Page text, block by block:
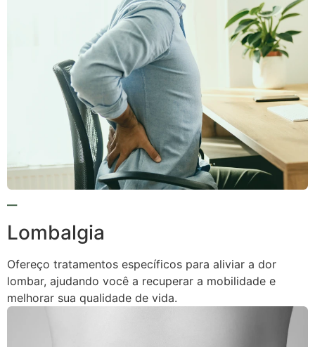
Lombalgia
Ofereço tratamentos específicos para aliviar a dor
lombar, ajudando você a recuperar a mobilidade e
melhorar sua qualidade de vida.